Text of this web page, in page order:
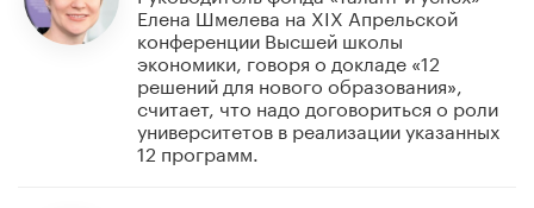
Елена Шмелева на XIX Апрельской
конференции Высшей школы
экономики, говоря о докладе «12
решений для нового образования»,
считает, что надо договориться о роли
университетов в реализации указанных
12 программ.